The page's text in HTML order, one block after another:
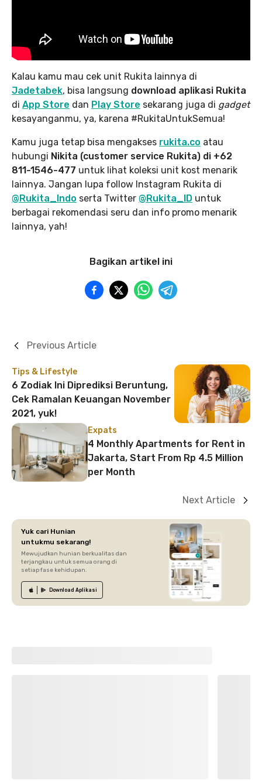
Kalau kamu mau cek unit Rukita lainnya di
Jadetabek, bisa langsung download aplikasi Rukita
di App Store dan Play Store sekarang juga di gadget
kesayanganmu, ya, karena #RukitaUntukSemua!
Kamu juga tetap bisa mengakses rukita.co atau
hubungi Nikita (customer service Rukita) di +62
811-1546-477 untuk lihat koleksi unit kost menarik
lainnya. Jangan lupa follow Instagram Rukita di
@Rukita_Indo serta Twitter @Rukita_ID untuk
berbagai rekomendasi seru dan info promo menarik
lainnya, yah!
Bagikan artikel ini
Tips & Lifestyle
6 Zodiak Ini Diprediksi Beruntung,
Cek Ramalan Keuangan November
2021, yuk!
Previous Article
Expats
4 Monthly Apartments for Rent in
Jakarta, Start From Rp 4.5 Million
per Month
Next Article
Yuk cari Hunian
untukmu sekarang!
Mewujudkan hunian berkualitas dan
terjangkau untuk semua orang di
setiap fase kehidupan.
Download Aplikasi